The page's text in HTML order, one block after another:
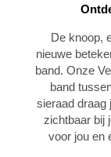
De knoop,
nieuwe
band. Onze
band
sieraad draag
zichtbaar bij
voor jou en